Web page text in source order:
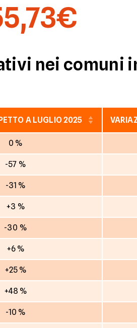
nei comuni
A LUGLIO 2025
0 %
-57 %
-31 %
+3 %
-30 %
+6 %
+25 %
+48 %
-10 %